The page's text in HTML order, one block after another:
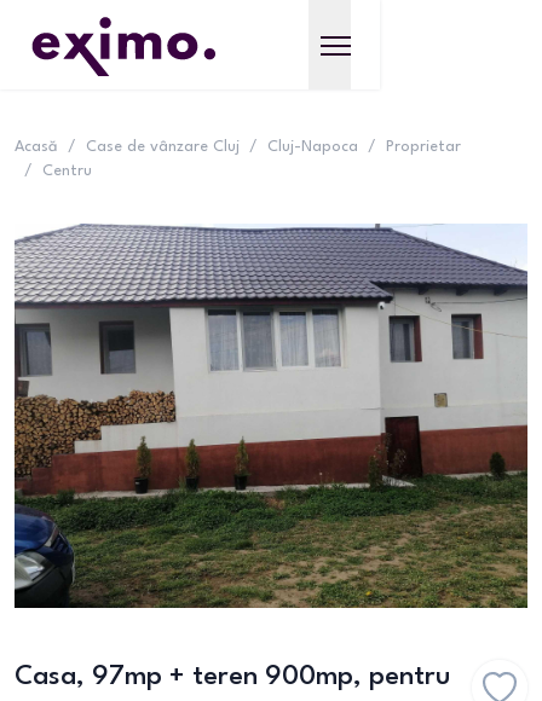
Acasă / Case de vânzare Cluj / Cluj-Napoca /
Proprietar
/
Centru
Casa, 97mp + teren 900mp, pentru